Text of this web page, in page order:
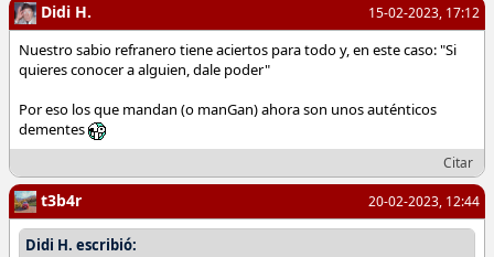
15-02-2023, 17:12
Didi H.
Nuestro sabio refranero tiene aciertos para todo y, en este caso: "Si
quieres conocer a alguien, dale poder"
Por eso los que mandan (o manGan) ahora son unos auténticos
dementes
Citar
20-02-2023, 12:44
t3b4r
Didi H. escribió: